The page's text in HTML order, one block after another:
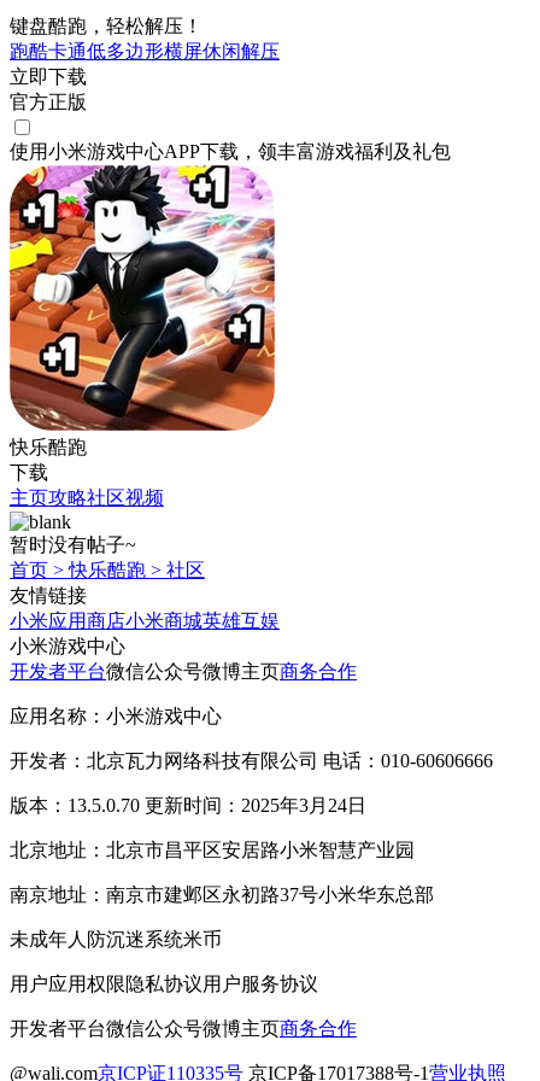
键盘酷跑，轻松解压！
跑酷卡通低多边形横屏休闲解压
立即下载
官方正版
使用小米游戏中心APP下载 ，领丰富游戏福利 及礼包
快乐酷跑
下载
主页攻略社区视频
暂时没有帖子~
首页 >快乐酷跑 > 社区
友情链接
小米应用商店小米商城英雄互娱
小米游戏中心
开发者平台微信公众号微博主页商务合作
应用名称：小米游戏中心
开发者：北京瓦力网络科技有限公司 电话：010-60606666
版本：13.5.0.70 更新时间：2025年3月24日
北京地址：北京市昌平区安居路小米智慧产业园
南京地址：南京市建邺区永初路37号小米华东总部
未成年人防沉迷系统米币
用户应用权限隐私协议用户服务协议
开发者平台微信公众号微博主页商务合作
@wali.com京ICP证110335号 京ICP备17017388号-1营业执照